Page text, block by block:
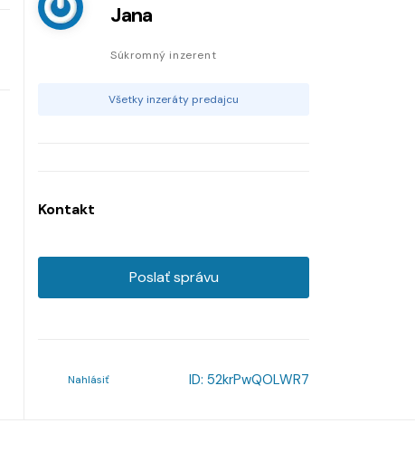
Jana
Súkromný inzerent
Všetky inzeráty predajcu
Kontakt
Poslať správu
Nahlásiť ID: 52krPwQOLWR7